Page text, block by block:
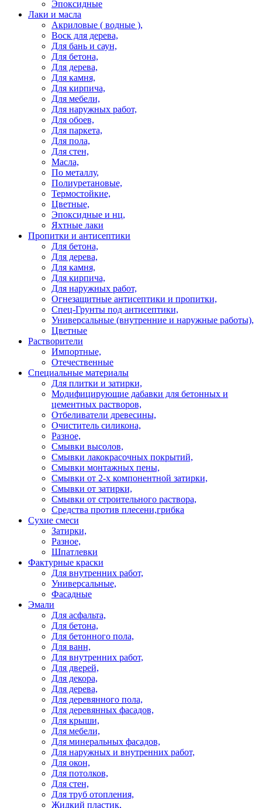
Эпоксидные
Лаки и масла
Акриловые ( водные ),
Воск для дерева,
Для бань и саун,
Для бетона,
Для дерева,
Для камня,
Для кирпича,
Для мебели,
Для наружных работ,
Для обоев,
Для паркета,
Для пола,
Для стен,
Масла,
По металлу,
Полиуретановые,
Термостойкие,
Цветные,
Эпоксидные и нц,
Яхтные лаки
Пропитки и антисептики
Для бетона,
Для дерева,
Для камня,
Для кирпича,
Для наружных работ,
Огнезащитные антисептики и пропитки,
Спец-Грунты под антисептики,
Универсальные (внутренние и наружные работы),
Цветные
Растворители
Импортные,
Отечественные
Специальные материалы
Для плитки и затирки,
Модифицирующие дабавки для бетонных и
цементных растворов,
Отбеливатели древесины,
Очиститель силикона,
Разное,
Смывки высолов,
Смывки лакокрасочных покрытий,
Смывки монтажных пены,
Смывки от 2-х компонентной затирки,
Смывки от затирки,
Смывки от строительного раствора,
Средства против плесени,грибка
Сухие смеси
Затирки,
Разное,
Шпатлевки
Фактурные краски
Для внутренних работ,
Универсальные,
Фасадные
Эмали
Для асфальта,
Для бетона,
Для бетонного пола,
Для ванн,
Для внутренних работ,
Для дверей,
Для декора,
Для дерева,
Для деревянного пола,
Для деревянных фасадов,
Для крыши,
Для мебели,
Для минеральных фасадов,
Для наружных и внутренних работ,
Для окон,
Для потолков,
Для стен,
Для труб отопления,
Жидкий пластик,